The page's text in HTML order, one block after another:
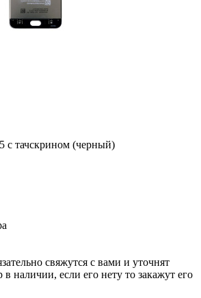
тачскрином (черный)
свяжутся с вами и уточнят
в наличии, если его нету то закажут его